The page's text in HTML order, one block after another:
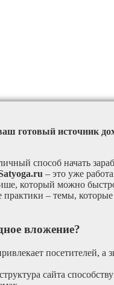
готовый источник
способ начать
– это уже
который можно
– темы, которые
вложение?
посетителей, а
сайта